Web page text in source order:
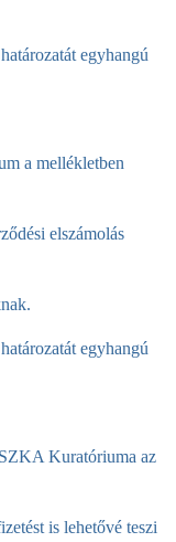
egyhangú
mellékletben
elszámolás
egyhangú
Kuratóriuma az
is lehetővé teszi